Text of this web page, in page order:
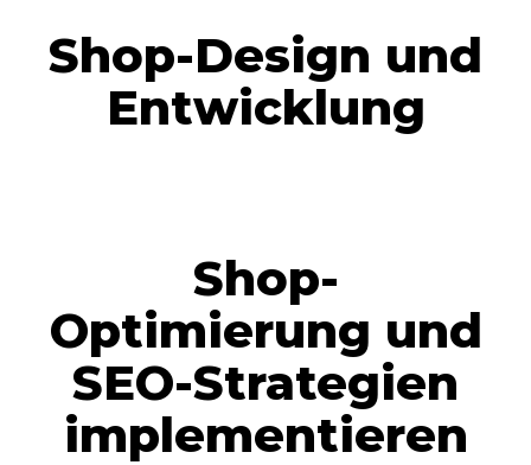
Shop-Design und
Entwicklung
Shop-
Optimierung und
SEO-Strategien
implementieren